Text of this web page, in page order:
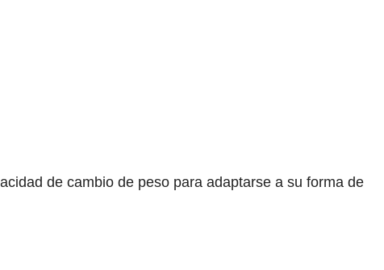
de cambio de peso para adaptarse a su forma de